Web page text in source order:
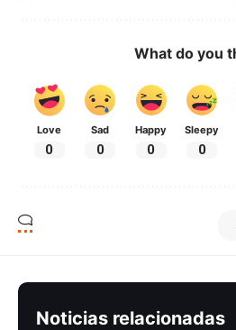
What do you
Love
0
Sad
0
Happy
0
Sleepy
0
Noticias relacionadas